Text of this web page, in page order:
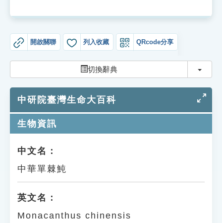
成語故事
索引選單
知識索引
生命大百科索引
遊戲專區
教學應用
貓頭鷹博士
開啟關聯 列入收藏 QRcode分享
切換辭典 切換
中研院臺灣生命大百科
生物資訊
中文名：
中華單棘魨
英文名：
Monacanthus chinensis